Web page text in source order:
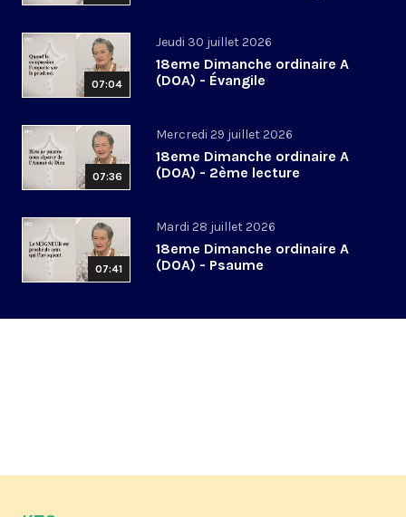
07:04
Jeudi 30 juillet 2026
18eme Dimanche ordinaire A
(DOA) - Évangile
07:36
Mercredi 29 juillet 2026
18eme Dimanche ordinaire A
(DOA) - 2ème lecture
07:41
Mardi 28 juillet 2026
18eme Dimanche ordinaire A
(DOA) - Psaume